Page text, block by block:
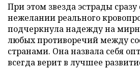
При этом звезда эстрады сразу
нежелании реального
подчеркнула надежду на
любых противоречий между
странами. Она назвала себя
всегда верит в лучшее